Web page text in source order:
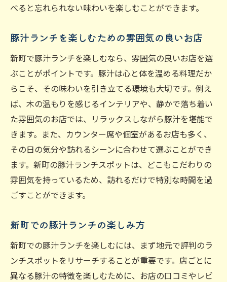
べると忘れられない味わいを楽しむことができます。
豚汁ランチを楽しむための雰囲気の良いお店
新町で豚汁ランチを楽しむなら、雰囲気の良いお店を選
ぶことがポイントです。豚汁は心と体を温める料理だか
らこそ、その味わいを引き立てる環境も大切です。例え
ば、木の温もりを感じるインテリアや、静かで落ち着い
た雰囲気のお店では、リラックスしながら豚汁を堪能で
きます。また、カウンター席や個室があるお店も多く、
その日の気分や訪れるシーンに合わせて選ぶことができ
ます。新町の豚汁ランチスポットは、どこもこだわりの
雰囲気を持っているため、訪れるだけで特別な時間を過
ごすことができます。
新町での豚汁ランチの楽しみ方
新町での豚汁ランチを楽しむには、まず地元で評判のラ
ンチスポットをリサーチすることが重要です。店ごとに
異なる豚汁の特徴を楽しむために、お店の口コミやレビ